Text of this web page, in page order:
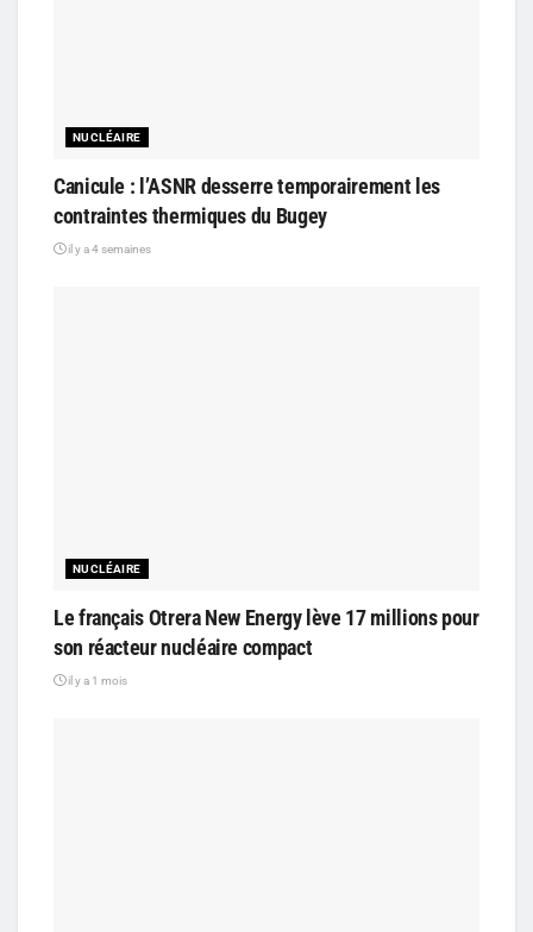
NUCLÉAIRE
Canicule : l’ASNR desserre temporairement les
contraintes thermiques du Bugey
il y a 4 semaines
NUCLÉAIRE
Le français Otrera New Energy lève 17 millions pour
son réacteur nucléaire compact
il y a 1 mois